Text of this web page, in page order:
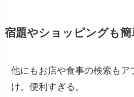
宿題やショッピングも簡
他にもお店や食事の検索もア
け。便利すぎる。